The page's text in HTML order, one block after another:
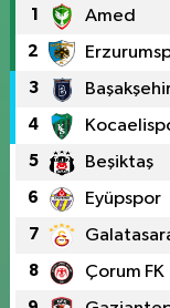
1 Amed
2
3
4
5 Beşiktaş
6 Eyüpspor
7
8 Çorum FK